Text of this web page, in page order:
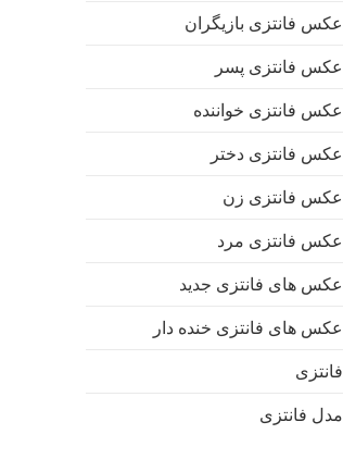
عکس فانتزی بازیگران
عکس فانتزی پسر
عکس فانتزی خواننده
عکس فانتزی دختر
عکس فانتزی زن
عکس فانتزی مرد
عکس های فانتزی جدید
عکس های فانتزی خنده دار
فانتزی
مدل فانتزی